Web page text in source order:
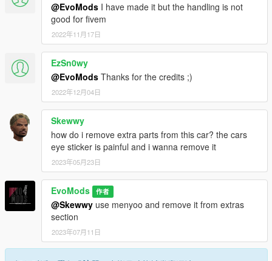
@EvoMods I have made it but the handling is not
good for fivem
2022年11月17日
EzSn0wy
@EvoMods Thanks for the credits ;)
2022年12月04日
Skewwy
how do i remove extra parts from this car? the cars
eye sticker is painful and i wanna remove it
2023年05月23日
EvoMods 作者
@Skewwy use menyoo and remove it from extras
section
2023年07月11日